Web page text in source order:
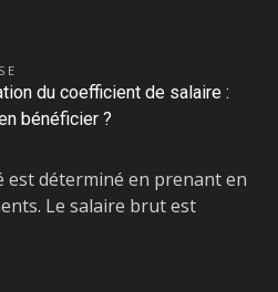
du coefficient de salaire :
bénéficier ?
est déterminé en prenant en
Le salaire brut est